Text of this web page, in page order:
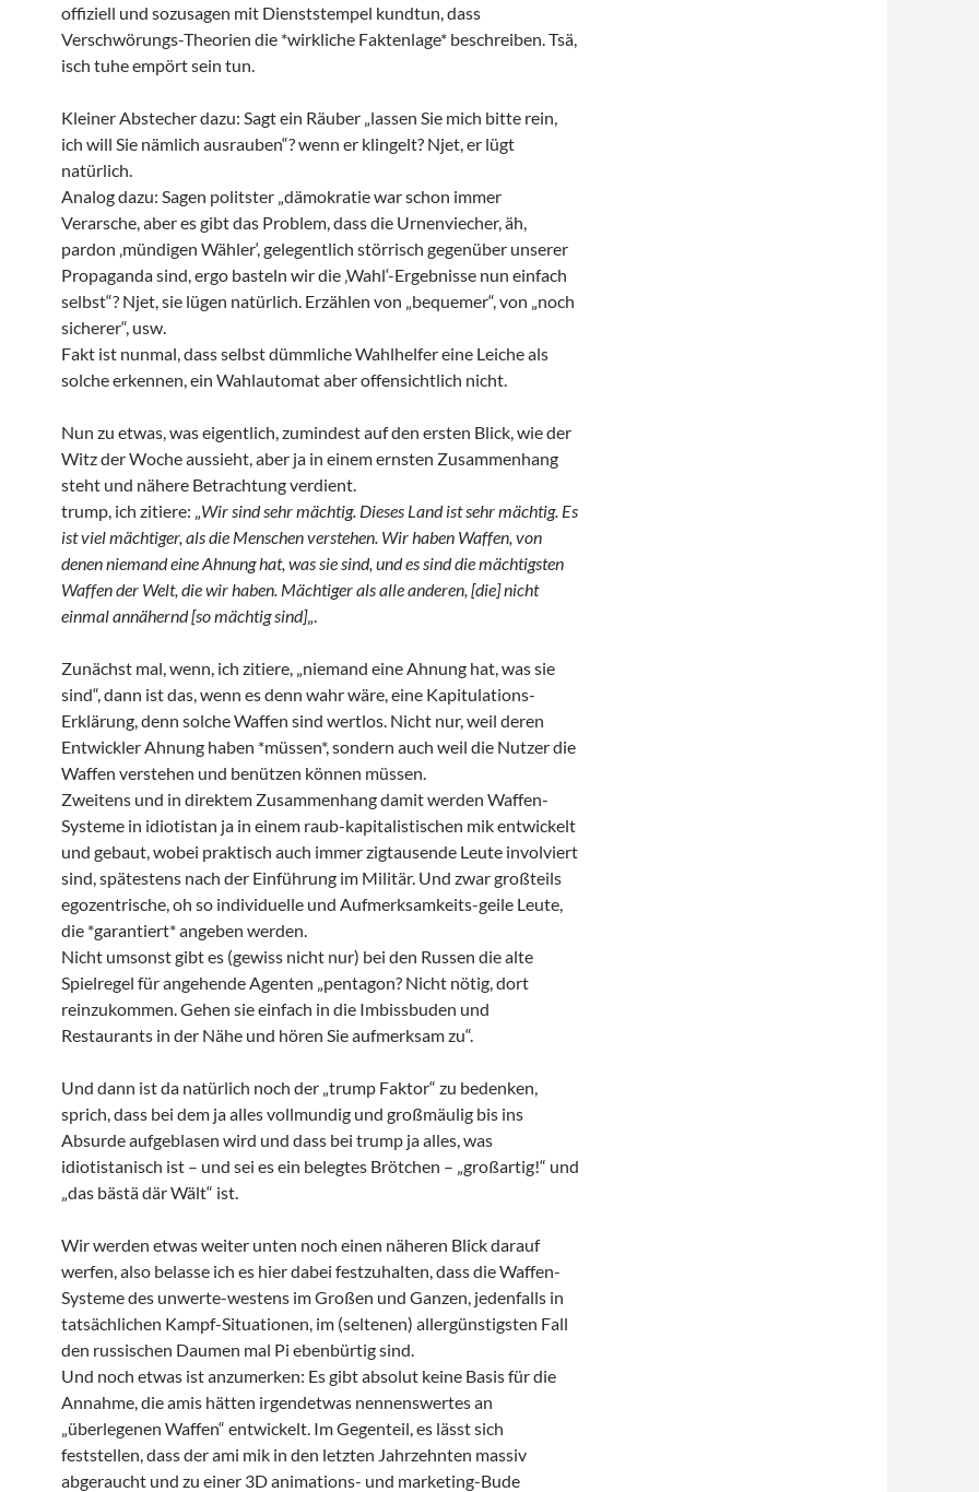
offiziell und sozusagen mit Dienststempel kundtun, dass
Verschwörungs-Theorien die *wirkliche Faktenlage* beschreiben. Tsä,
isch tuhe empört sein tun.
Kleiner Abstecher dazu: Sagt ein Räuber „lassen Sie mich bitte rein,
ich will Sie nämlich ausrauben“? wenn er klingelt? Njet, er lügt
natürlich.
Analog dazu: Sagen politster „dämokratie war schon immer
Verarsche, aber es gibt das Problem, dass die Urnenviecher, äh,
pardon ‚mündigen Wähler‘, gelegentlich störrisch gegenüber unserer
Propaganda sind, ergo basteln wir die ‚Wahl‘-Ergebnisse nun einfach
selbst“? Njet, sie lügen natürlich. Erzählen von „bequemer“, von „noch
sicherer“, usw.
Fakt ist nunmal, dass selbst dümmliche Wahlhelfer eine Leiche als
solche erkennen, ein Wahlautomat aber offensichtlich nicht.
Nun zu etwas, was eigentlich, zumindest auf den ersten Blick, wie der
Witz der Woche aussieht, aber ja in einem ernsten Zusammenhang
steht und nähere Betrachtung verdient.
trump, ich zitiere: „Wir sind sehr mächtig. Dieses Land ist sehr mächtig. Es
ist viel mächtiger, als die Menschen verstehen. Wir haben Waffen, von
denen niemand eine Ahnung hat, was sie sind, und es sind die mächtigsten
Waffen der Welt, die wir haben. Mächtiger als alle anderen, [die] nicht
einmal annähernd [so mächtig sind]„.
Zunächst mal, wenn, ich zitiere, „niemand eine Ahnung hat, was sie
sind“, dann ist das, wenn es denn wahr wäre, eine Kapitulations-
Erklärung, denn solche Waffen sind wertlos. Nicht nur, weil deren
Entwickler Ahnung haben *müssen*, sondern auch weil die Nutzer die
Waffen verstehen und benützen können müssen.
Zweitens und in direktem Zusammenhang damit werden Waffen-
Systeme in idiotistan ja in einem raub-kapitalistischen mik entwickelt
und gebaut, wobei praktisch auch immer zigtausende Leute involviert
sind, spätestens nach der Einführung im Militär. Und zwar großteils
egozentrische, oh so individuelle und Aufmerksamkeits-geile Leute,
die *garantiert* angeben werden.
Nicht umsonst gibt es (gewiss nicht nur) bei den Russen die alte
Spielregel für angehende Agenten „pentagon? Nicht nötig, dort
reinzukommen. Gehen sie einfach in die Imbissbuden und
Restaurants in der Nähe und hören Sie aufmerksam zu“.
Und dann ist da natürlich noch der „trump Faktor“ zu bedenken,
sprich, dass bei dem ja alles vollmundig und großmäulig bis ins
Absurde aufgeblasen wird und dass bei trump ja alles, was
idiotistanisch ist – und sei es ein belegtes Brötchen – „großartig!“ und
„das bästä där Wält“ ist.
Wir werden etwas weiter unten noch einen näheren Blick darauf
werfen, also belasse ich es hier dabei festzuhalten, dass die Waffen-
Systeme des unwerte-westens im Großen und Ganzen, jedenfalls in
tatsächlichen Kampf-Situationen, im (seltenen) allergünstigsten Fall
den russischen Daumen mal Pi ebenbürtig sind.
Und noch etwas ist anzumerken: Es gibt absolut keine Basis für die
Annahme, die amis hätten irgendetwas nennenswertes an
„überlegenen Waffen“ entwickelt. Im Gegenteil, es lässt sich
feststellen, dass der ami mik in den letzten Jahrzehnten massiv
abgeraucht und zu einer 3D animations- und marketing-Bude